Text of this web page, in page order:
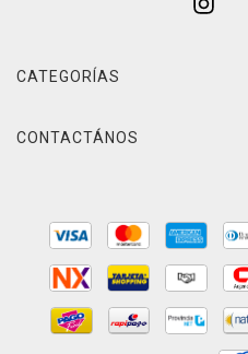
CATEGORÍAS
CONTACTÁNOS